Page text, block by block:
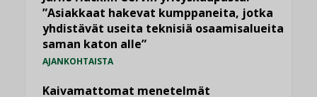
”Asiakkaat hakevat kumppaneita, jotka
yhdistävät useita teknisiä osaamisalueita
saman katon alle”
AJANKOHTAISTA
Kaivamattomat menetelmät